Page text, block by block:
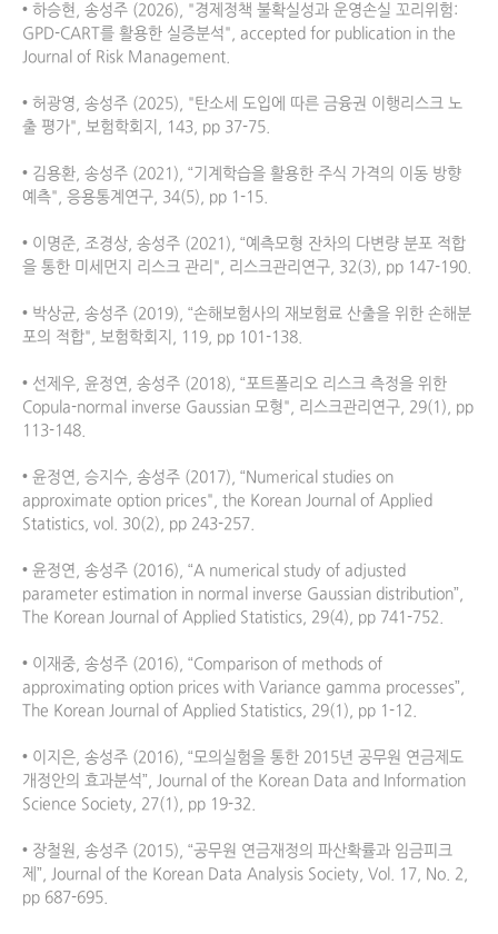
• 하승현, 송성주 (2026), "경제정책 불확실성과 운영손실 꼬리위험:
GPD-CART를 활용한 실증분석", accepted for publication in the
Journal of Risk Management.
• 허광영, 송성주 (2025), "탄소세 도입에 따른 금융권 이행리스크 노
출 평가", 보험학회지, 143, pp 37-75.
• 김용환, 송성주 (2021), “기계학습을 활용한 주식 가격의 이동 방향
예측", 응용통계연구, 34(5), pp 1-15.
• 이명준, 조경상, 송성주 (2021), “예측모형 잔차의 다변량 분포 적합
을 통한 미세먼지 리스크 관리", 리스크관리연구, 32(3), pp 147-190.
• 박상균, 송성주 (2019), “손해보험사의 재보험료 산출을 위한 손해분
포의 적합", 보험학회지, 119, pp 101-138.
• 선제우, 윤정연, 송성주 (2018), “포트폴리오 리스크 측정을 위한
Copula-normal inverse Gaussian 모형", 리스크관리연구, 29(1), pp
113-148.
• 윤정연, 승지수, 송성주 (2017), “Numerical studies on
approximate option prices", the Korean Journal of Applied
Statistics, vol. 30(2), pp 243-257.
• 윤정연, 송성주 (2016), “A numerical study of adjusted
parameter estimation in normal inverse Gaussian distribution”,
The Korean Journal of Applied Statistics, 29(4), pp 741-752.
• 이재중, 송성주 (2016), “Comparison of methods of
approximating option prices with Variance gamma processes”,
The Korean Journal of Applied Statistics, 29(1), pp 1-12.
• 이지은, 송성주 (2016), “모의실험을 통한 2015년 공무원 연금제도
개정안의 효과분석”, Journal of the Korean Data and Information
Science Society, 27(1), pp 19-32.
• 장철원, 송성주 (2015), “공무원 연금재정의 파산확률과 임금피크
제”, Journal of the Korean Data Analysis Society, Vol. 17, No. 2,
pp 687-695.